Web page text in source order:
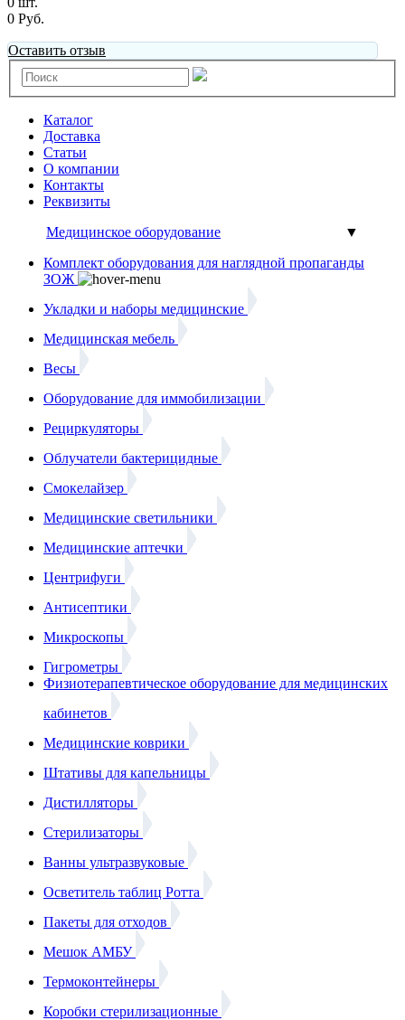
0 Руб.
Оставить отзыв
Каталог
Доставка
Статьи
О компании
Контакты
Реквизиты
Медицинское оборудование
▼
Комплект оборудования для наглядной пропаганды
ЗОЖ
Укладки и наборы медицинские
Медицинская мебель
Весы
Оборудование для иммобилизации
Рециркуляторы
Облучатели бактерицидные
Смокелайзер
Медицинские светильники
Медицинские аптечки
Центрифуги
Антисептики
Микроскопы
Гигрометры
Физиотерапевтическое оборудование для медицинских
кабинетов
Медицинские коврики
Штативы для капельницы
Дистилляторы
Стерилизаторы
Ванны ультразвуковые
Осветитель таблиц Ротта
Пакеты для отходов
Мешок АМБУ
Термоконтейнеры
Коробки стерилизационные